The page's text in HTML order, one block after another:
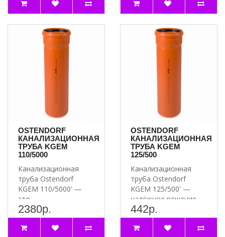
OSTENDORF
КАНАЛИЗАЦИОННАЯ
ТРУБА KGEM
110/5000
Канализационная
труба Ostendorf
KGEM 110/5000' —
это
высококачественный
и надёжный продукт..
2380р.
OSTENDORF
КАНАЛИЗАЦИОННАЯ
ТРУБА KGEM
125/500
Канализационная
труба Ostendorf
KGEM 125/500' —
надёжное решение
для вашей
канализации ..
442р.